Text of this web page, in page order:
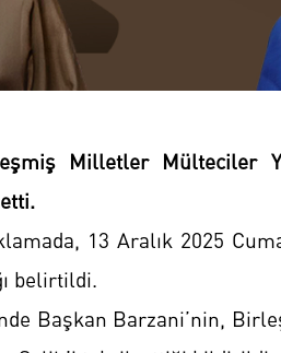
Milletler Mülteciler
13 Aralık 2025
belirtildi.
Başkan Barzani’nin,